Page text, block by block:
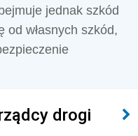
jednak szkód
od własnych szkód,
drogi